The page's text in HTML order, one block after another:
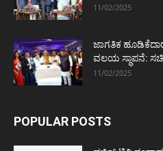
11/02/2025
ಜಾಗತಿಕ
ವಲಯ ಸ್ಥಾಪನೆ:
11/02/2025
POPULAR POSTS